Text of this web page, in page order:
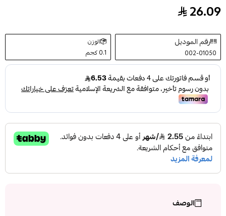
بولفير بودرة سحرية ماجك مضغوطة للوجه P15
26.09
رقم الموديل
002-01050
الوزن
0.1 كجم
الوصف